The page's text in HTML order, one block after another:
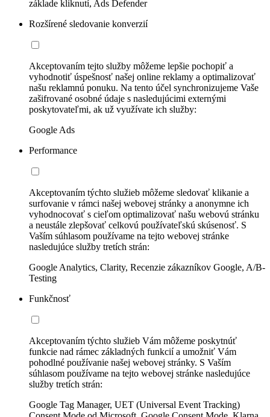
základe kliknutí, Ads Defender
Rozšírené sledovanie konverzií
Akceptovaním tejto služby môžeme lepšie pochopiť a
vyhodnotiť úspešnosť našej online reklamy a optimalizovať
našu reklamnú ponuku. Na tento účel synchronizujeme Vaše
zašifrované osobné údaje s nasledujúcimi externými
poskytovateľmi, ak už využívate ich služby:
Google Ads
Performance
Akceptovaním týchto služieb môžeme sledovať klikanie a
surfovanie v rámci našej webovej stránky a anonymne ich
vyhodnocovať s cieľom optimalizovať našu webovú stránku
a neustále zlepšovať celkovú používateľskú skúsenosť. S
Vaším súhlasom používame na tejto webovej stránke
nasledujúce služby tretích strán:
Google Analytics, Clarity, Recenzie zákazníkov Google, A/B-
Testing
Funkčnosť
Akceptovaním týchto služieb Vám môžeme poskytnúť
funkcie nad rámec základných funkcií a umožniť Vám
pohodlné používanie našej webovej stránky. S Vaším
súhlasom používame na tejto webovej stránke nasledujúce
služby tretích strán:
Google Tag Manager, UET (Universal Event Tracking)